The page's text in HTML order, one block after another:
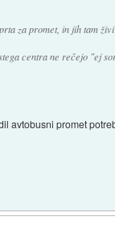
za promet, in jih tam
centra ne rečejo "ej
avtobusni promet